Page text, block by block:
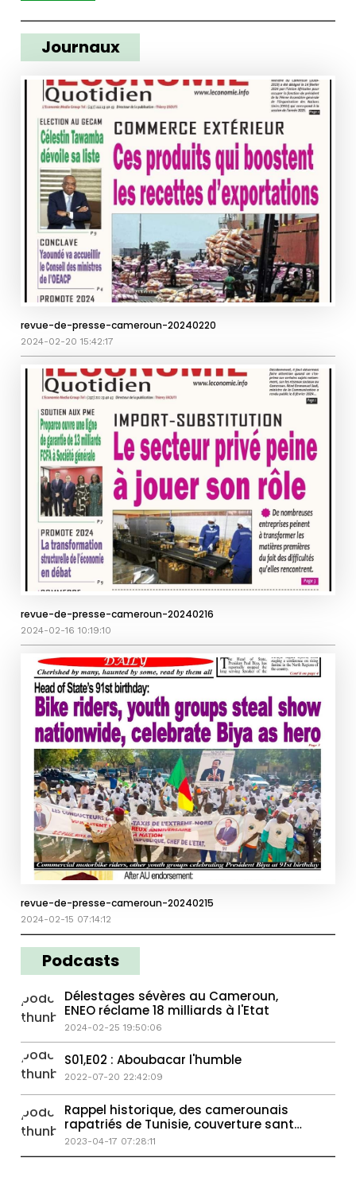
Journaux
revue-de-presse-cameroun-20240220
2024-02-20 15:42:17
revue-de-presse-cameroun-20240216
2024-02-16 10:19:10
revue-de-presse-cameroun-20240215
2024-02-15 07:14:12
Podcasts
Délestages sévères au Cameroun,
ENEO réclame 18 milliards à l'Etat
2024-02-25 19:50:06
S01,E02 : Aboubacar l'humble
2022-07-20 22:42:09
Rappel historique, des camerounais
rapatriés de Tunisie, couverture santé
universelle
2023-04-17 07:28:11